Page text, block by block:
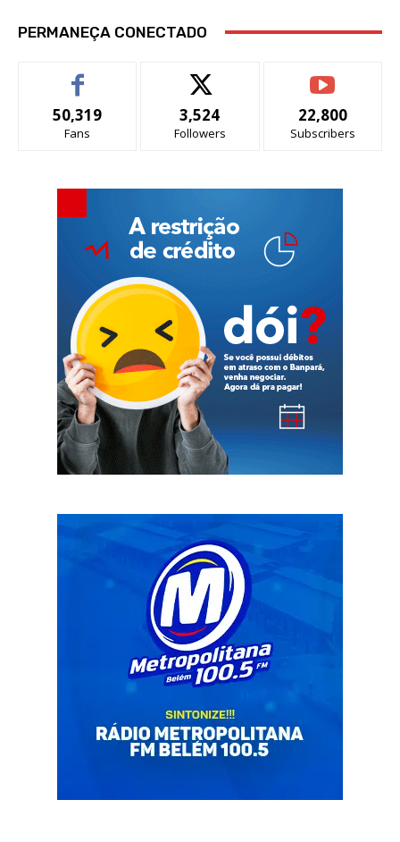
PERMANEÇA CONECTADO
50,319
Fans
3,524
Followers
22,800
Subscribers